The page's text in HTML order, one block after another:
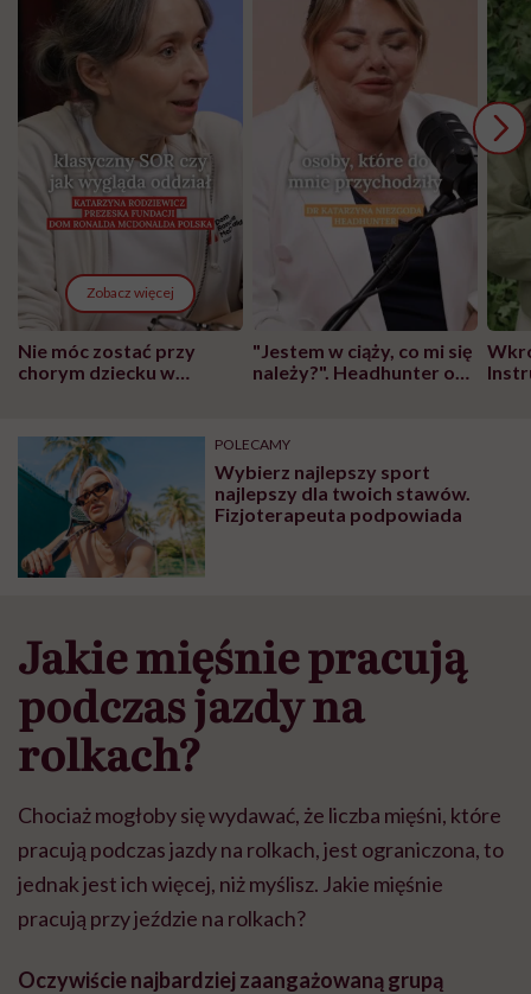
Zobacz więcej
Nie móc zostać przy
chorym dziecku w
może chyba tylko
głupota i brak
wyobraźni"
"Jestem w ciąży, co mi się
należy?". Headhunter o
pracy
POLECAMY
Wybierz najlepszy sport
najlepszy dla twoich stawów.
Fizjoterapeuta podpowiada
Jakie mięśnie pracują
podczas jazdy na
rolkach?
Chociaż mogłoby się wydawać, że liczba mięśni, które
pracują podczas jazdy na rolkach, jest ograniczona, to
jednak jest ich więcej, niż myślisz. Jakie mięśnie
pracują przy jeździe na rolkach?
Oczywiście najbardziej zaangażowaną grupą